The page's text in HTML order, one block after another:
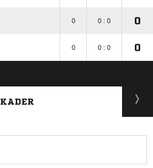
0 0 : 0 0
0 0 : 0 0
KADER